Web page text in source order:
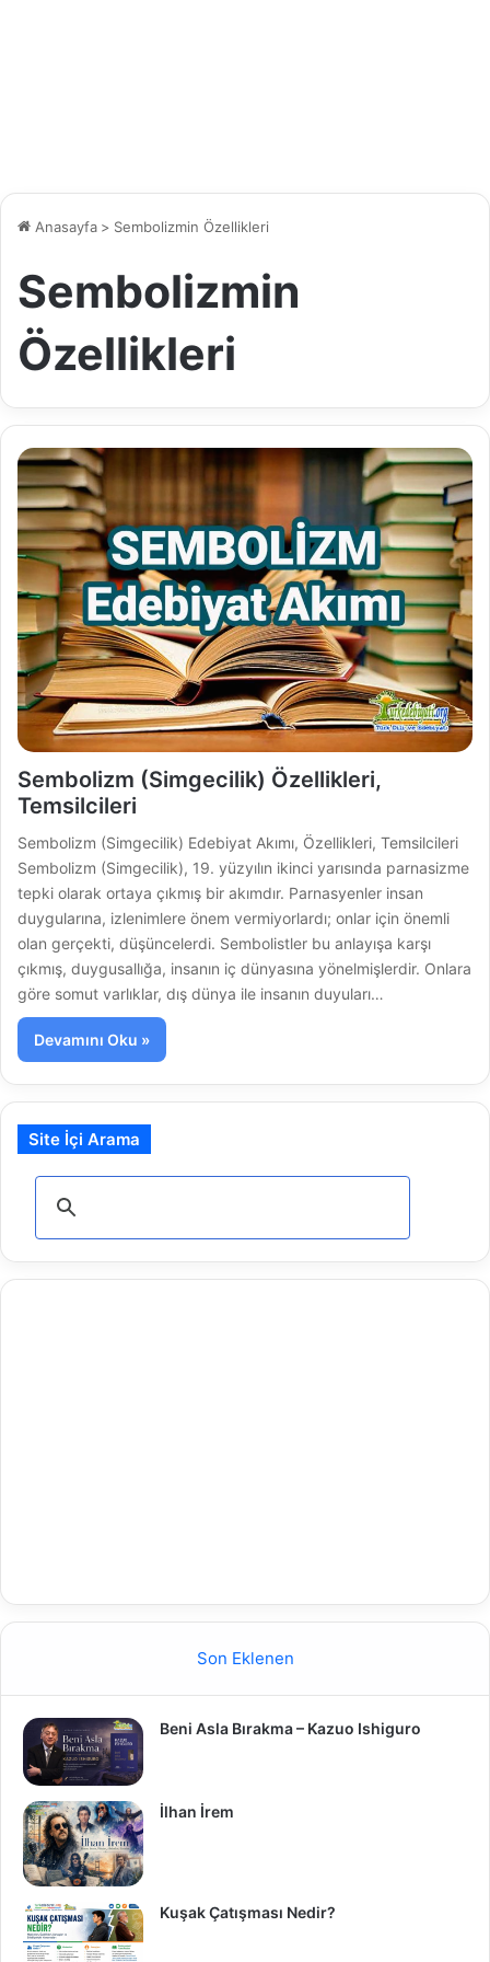
Anasayfa > Sembolizmin Özellikleri
Sembolizmin
Özellikleri
Sembolizm (Simgecilik) Özellikleri,
Temsilcileri
Sembolizm (Simgecilik) Edebiyat Akımı, Özellikleri, Temsilcileri
Sembolizm (Simgecilik), 19. yüzyılın ikinci yarısında parnasizme
tepki olarak ortaya çıkmış bir akımdır. Parnasyenler insan
duygularına, izlenimlere önem vermiyorlardı; onlar için önemli
olan gerçekti, düşüncelerdi. Sembolistler bu anlayışa karşı
çıkmış, duygusallığa, insanın iç dünyasına yönelmişlerdir. Onlara
göre somut varlıklar, dış dünya ile insanın duyuları…
Devamını Oku »
Site İçi Arama
Son Eklenen
Beni Asla Bırakma – Kazuo Ishiguro
İlhan İrem
Kuşak Çatışması Nedir?